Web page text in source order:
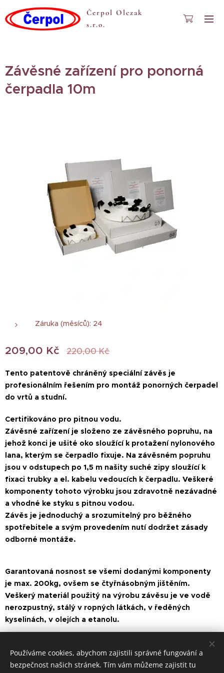
Čerpol Olczak
s.r.o.
Závěsné zařízení pro ponorná
čerpadla 10m
Záruka (měsíců): 24
209,00 Kč 220,00Kč
Tento patentově chráněný speciální závěs je
profesionálním řešením pro montáž ponorných čerpadel
do vrtů a studní.
Certifikováno pro pitnou vodu.
Závěsné zařízení je složeno ze závěsného popruhu, na
jehož konci je ušité oko sloužící k protažení nylonového
lana, kterým se čerpadlo fixuje. Na závěsném popruhu
jsou v odstupech po 1,5 m našity suché zipy sloužící k
fixaci trubky a el. kabelu vedoucích k čerpadlu. Veškeré
komponenty tohoto výrobku jsou zdravotně nezávadné
a vhodné ke styku s pitnou vodou.
Závěs je jednoduchý a srozumitelný pro běžného
spotřebitele a svým provedením nutí dodržet zásady
odborné montáže.
Garantovaná nosnost se všemi dodanými komponenty
je max. 200kg, ovšem se čtyřnásobným jištěním.
Veškerý materiál použitý na výrobu závěsu je ve vodě
nerozpustný, stálý v ropných látkách, v ředěných
kyselinách, v olejích a etanolu.
Používáme cookies, abychom zajistili správné fungování a
bezpečnost našich stránek. Tím vám můžeme zajistit tu